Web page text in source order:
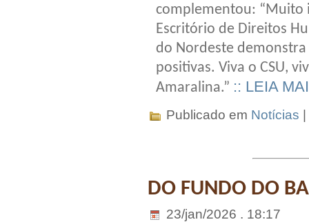
complementou: “Muito
Escritório de Direitos
do Nordeste demonstra
positivas. Viva o CSU,
Amaralina.” :: LEIA
Publicado em Notícias
DO FUNDO DO
23/jan/2026 . 18:17